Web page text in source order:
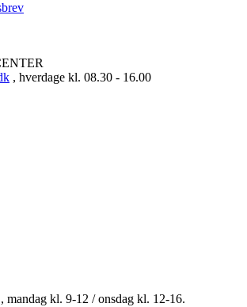
, hverdage kl. 08.30 - 16.00
, mandag kl. 9-12 / onsdag kl. 12-16.